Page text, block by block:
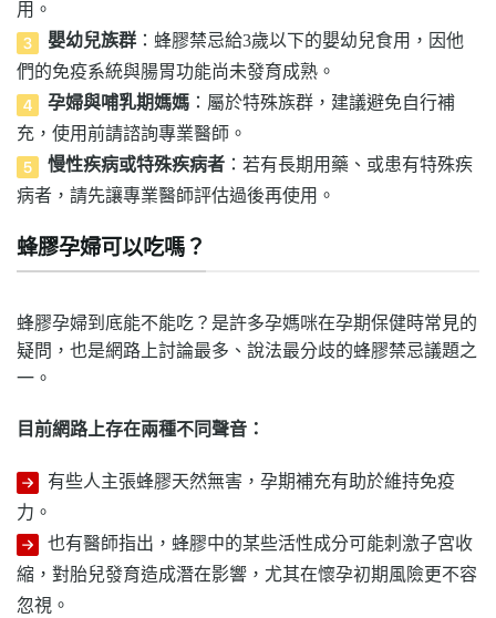
用。
嬰幼兒族群 ：蜂膠禁忌給3歲以下的嬰幼兒食用，因他
們的免疫系統與腸胃功能尚未發育成熟。
孕婦與哺乳期媽媽 ：屬於特殊族群，建議避免自行補
充，使用前請諮詢專業醫師。
慢性疾病或特殊疾病者 ：若有長期用藥、或患有特殊疾
病者，請先讓專業醫師評估過後再使用。
蜂膠孕婦可以吃嗎？
蜂膠孕婦到底能不能吃？是許多孕媽咪在孕期保健時常見的
疑問，也是網路上討論最多、說法最分歧的蜂膠禁忌議題之
一。
目前網路上存在兩種不同聲音：
有些人主張蜂膠天然無害，孕期補充有助於維持免疫
力。
也有醫師指出，蜂膠中的某些活性成分可能刺激子宮收
縮，對胎兒發育造成潛在影響，尤其在懷孕初期風險更不容
忽視。